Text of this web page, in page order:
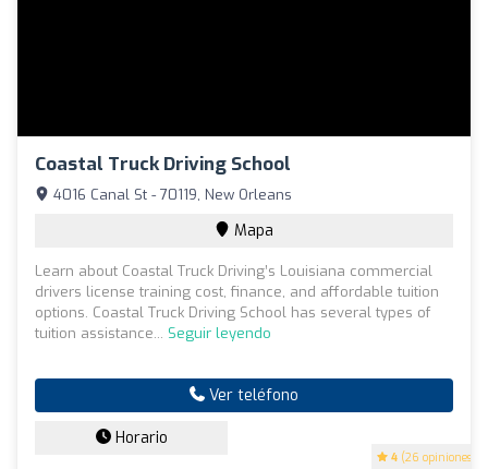
Coastal Truck Driving School
4 (26 opiniones)
4016 Canal St - 70119, New Orleans
Mapa
Learn about Coastal Truck Driving’s Louisiana commercial
drivers license training cost, finance, and affordable tuition
options. Coastal Truck Driving School has several types of
tuition assistance... Seguir leyendo
Ver teléfono
Horario